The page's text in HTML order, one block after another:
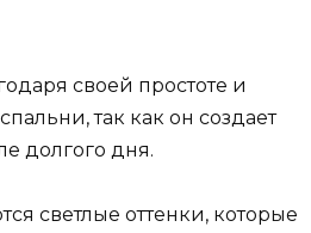
своей простоте и
так как он создает
долгого дня.
светлые оттенки, которые